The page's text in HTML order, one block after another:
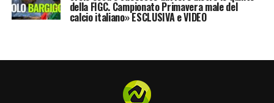
della FIGC. Campionato Primavera male del
calcio italiano» ESCLUSIVA e VIDEO